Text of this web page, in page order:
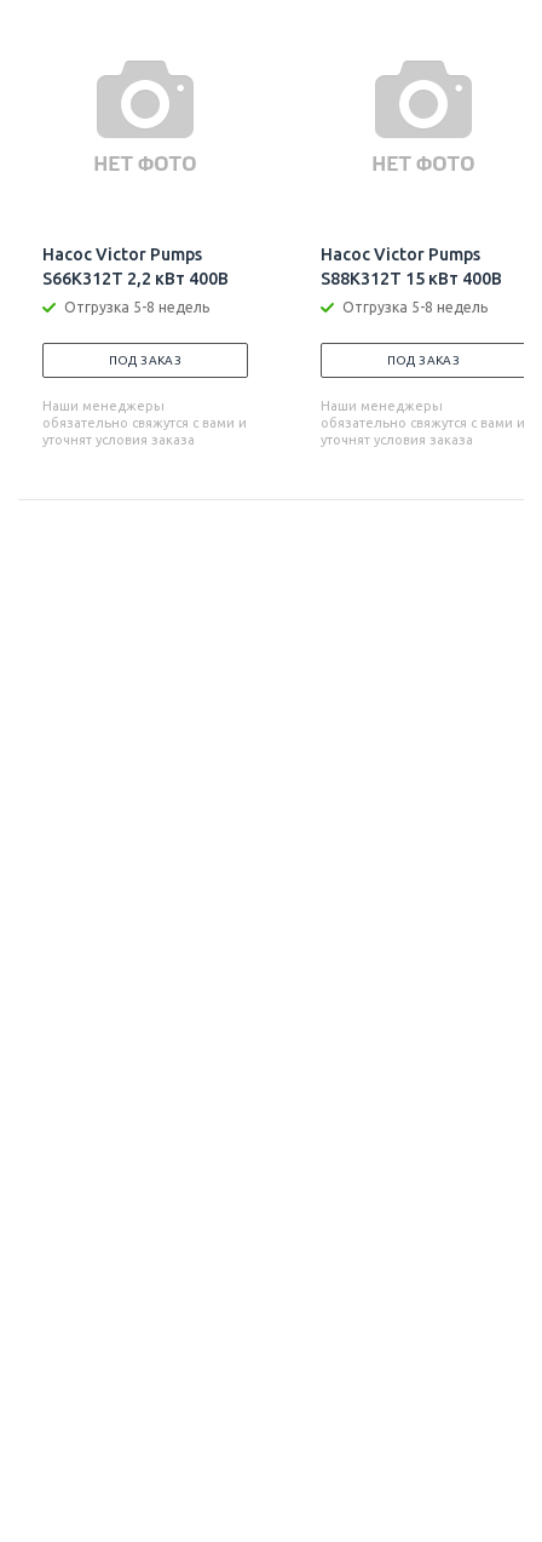
Насос Victor Pumps
S66K312T 2,2 кВт 400В
Отгрузка 5-8 недель
ПОД ЗАКАЗ
Наши менеджеры
обязательно свяжутся с вами и
уточнят условия заказа
Насос Victor Pumps
S88K312T 15 кВт 400В
Отгрузка 5-8 недель
ПОД ЗАКАЗ
Наши менеджеры
обязательно свяжутся с вами и
уточнят условия заказа